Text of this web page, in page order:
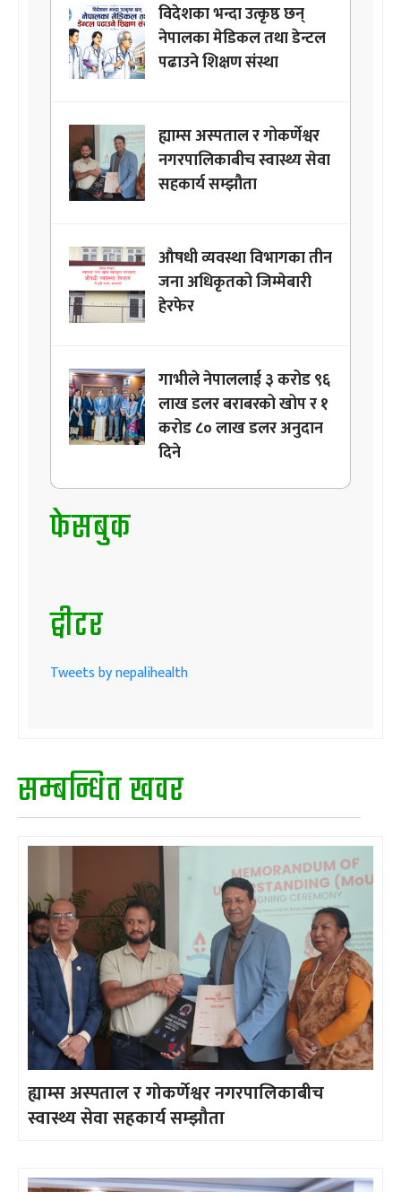
विदेशका भन्दा उत्कृष्ठ छन्
नेपालका मेडिकल तथा डेन्टल
पढाउने शिक्षण संस्था
ह्याम्स अस्पताल र गोकर्णेश्वर
नगरपालिकाबीच स्वास्थ्य सेवा
सहकार्य सम्झौता
औषधी व्यवस्था विभागका तीन
जना अधिकृतको जिम्मेबारी
हेरफेर
गाभीले नेपाललाई ३ करोड ९६
लाख डलर बराबरको खोप र १
करोड ८० लाख डलर अनुदान
दिने
फेसबुक
ट्वीटर
Tweets by nepalihealth
सम्बन्धित खवर
ह्याम्स अस्पताल र गोकर्णेश्वर नगरपालिकाबीच
स्वास्थ्य सेवा सहकार्य सम्झौता